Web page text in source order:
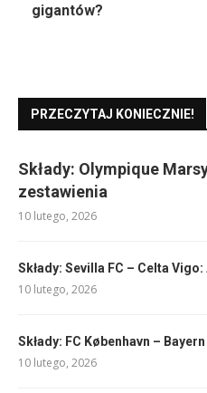
gigantów?
PRZECZYTAJ KONIECZNIE!
Składy: Olympique
zestawienia
10 lutego, 2026
Składy: Sevilla FC – Celta
10 lutego, 2026
Składy: FC København –
10 lutego, 2026